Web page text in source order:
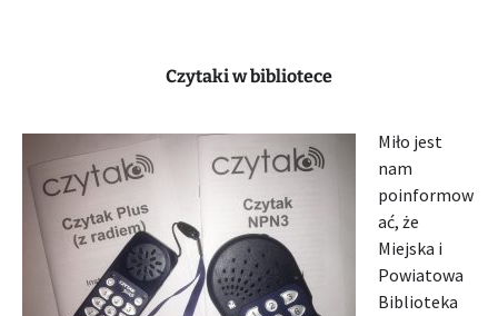
Czytaki w bibliotece
Miło jest
nam
poinformow
ać, że
Miejska i
Powiatowa
Biblioteka